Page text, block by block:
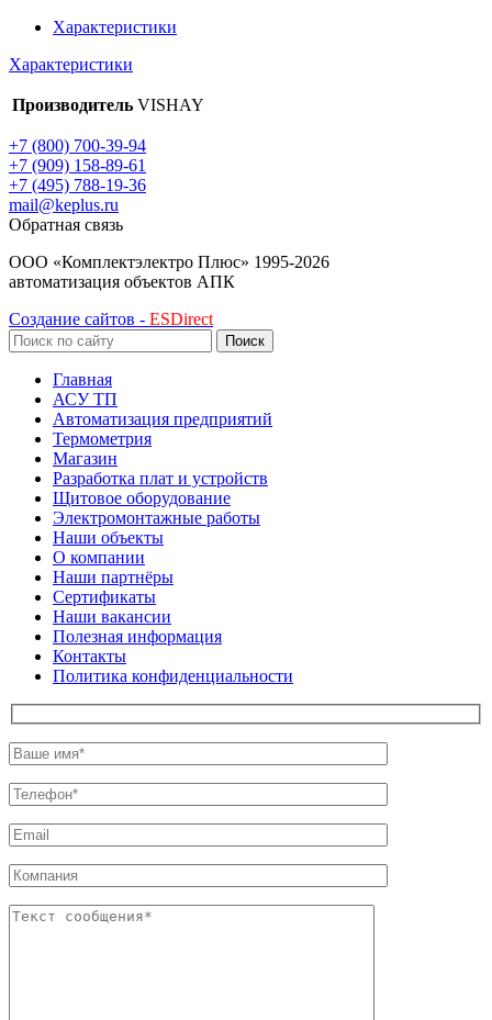
Характеристики
Характеристики
Производитель VISHAY
+7 (800) 700-39-94
+7 (909) 158-89-61
+7 (495) 788-19-36
mail@keplus.ru
Обратная связь
ООО «Комплектэлектро Плюс» 1995-2026
автоматизация объектов АПК
Создание сайтов - ESDirect
Поиск
Главная
АСУ ТП
Автоматизация предприятий
Термометрия
Магазин
Разработка плат и устройств
Щитовое оборудование
Электромонтажные работы
Наши объекты
О компании
Наши партнёры
Сертификаты
Наши вакансии
Полезная информация
Контакты
Политика конфиденциальности